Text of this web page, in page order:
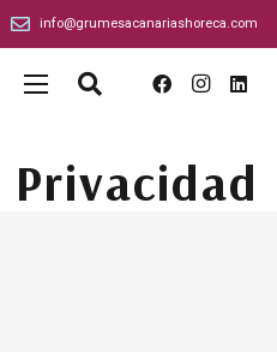
info@grumesacanariashoreca.com